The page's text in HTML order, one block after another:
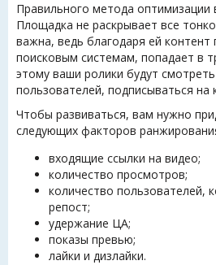
Правильного метода оптимизации
Площадка не раскрывает все
важна, ведь благодаря ей контент
поисковым системам, попадает в
этому ваши ролики будут
пользователей, подписываться на
Чтобы развиваться, вам нужно
следующих факторов
входящие ссылки на видео;
количество просмотров;
количество пользователей,
репост;
удержание ЦА;
показы превью;
лайки и дизлайки.